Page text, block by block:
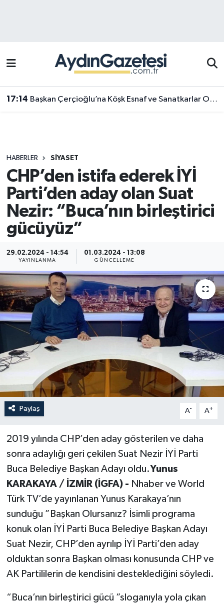
17:14 Başkan Çerçioğlu’na Köşk Esnaf ve Sanatkarlar Odası’ndan ziyaret
HABERLER SIYASET
CHP’den istifa ederek İYİ
Parti’den aday olan Suat
Nezir: “Buca’nın birleştirici
gücüyüz”
29.02.2024 - 14:54
YAYINLANMA
01.03.2024 - 13:08
GÜNCELLEME
Paylaş A- A+
2019 yılında CHP’den aday gösterilen ve daha
sonra adaylığı geri çekilen Suat Nezir İYİ Parti
Buca Belediye Başkan Adayı oldu.Yunus
KARAKAYA / İZMİR (İGFA) - Nhaber ve World
Türk TV’de yayınlanan Yunus Karakaya’nın
sunduğu ”Başkan Olursanız? İsimli programa
konuk olan İYİ Parti Buca Belediye Başkan Adayı
Suat Nezir, CHP’den ayrılıp İYİ Parti’den aday
olduktan sonra Başkan olması konusunda CHP ve
AK Partililerin de kendisini desteklediğini söyledi.
“Buca’nın birleştirici gücü ”sloganıyla yola çıkan
Efeler Trafik Yoğunluk Haritası
Süper Lig Puan Durumu ve Fikstür